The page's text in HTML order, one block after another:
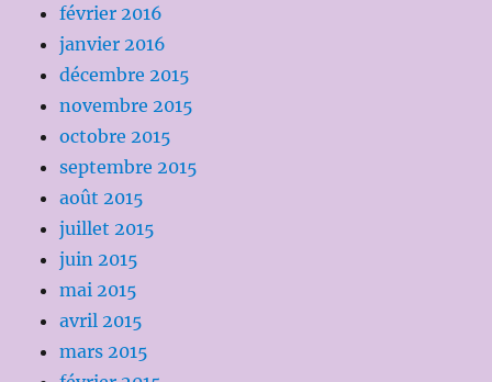
février 2016
janvier 2016
décembre 2015
novembre 2015
octobre 2015
septembre 2015
août 2015
juillet 2015
juin 2015
mai 2015
avril 2015
mars 2015